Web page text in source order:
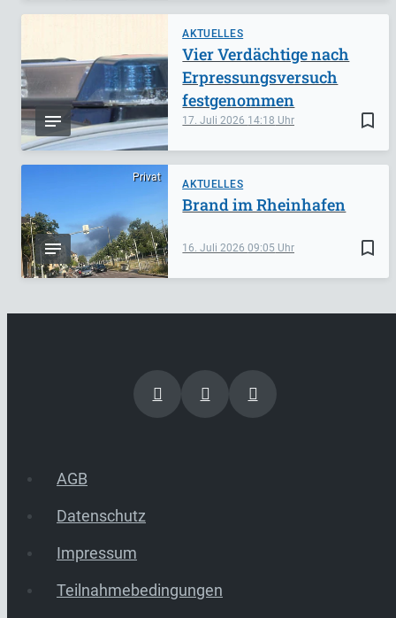
AKTUELLES
bookmark_border
17. Juli 2026 14:18
Vier Verdächtige nach
Erpressungsversuch
festgenommen
Privat
AKTUELLES
bookmark_border
16. Juli 202609:05
Brand im Rheinhafen
AGB
Datenschutz
Impressum
Teilnahmebedingungen